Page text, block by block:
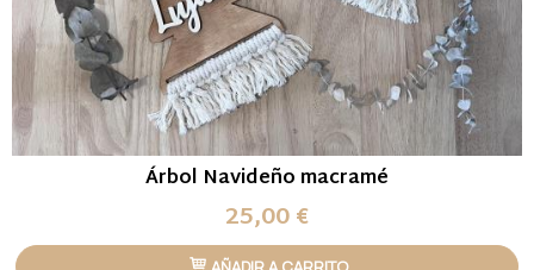
Árbol Navideño macramé
25,00 €